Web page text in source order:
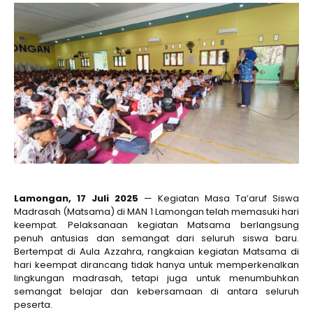
Lamongan, 17 Juli 2025 — Kegiatan Masa Ta’aruf Siswa
Madrasah (Matsama) di MAN 1 Lamongan telah memasuki hari
keempat. Pelaksanaan kegiatan Matsama berlangsung
penuh antusias dan semangat dari seluruh siswa baru.
Bertempat di Aula Azzahra, rangkaian kegiatan Matsama di
hari keempat dirancang tidak hanya untuk memperkenalkan
lingkungan madrasah, tetapi juga untuk menumbuhkan
semangat belajar dan kebersamaan di antara seluruh
peserta.